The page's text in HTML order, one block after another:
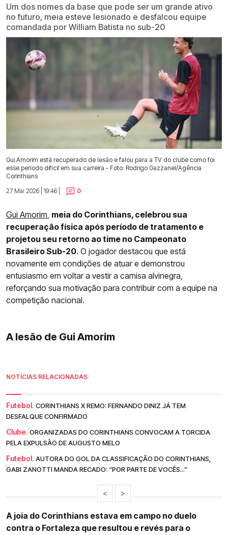
Um dos nomes da base que pode ser um grande ativo
no futuro, meia esteve lesionado e desfalcou equipe
comandada por William Batista no sub-20
Gui Amorim está recuperado de lesão e falou para a TV do clube como foi
esse período difícil em sua carreira - Foto: Rodrigo Gazzanel/Agência
Corinthians
27 Mai 2026 | 19:46 |
0
Gui Amorim meia do Corinthians, celebrou sua
recuperação física após período de tratamento e
projetou seu retorno ao time no Campeonato
Brasileiro Sub-20. O jogador destacou que está
novamente em condições de atuar e demonstrou
entusiasmo em voltar a vestir a camisa alvinegra,
reforçando sua motivação para contribuir com a equipe na
competição nacional.
A lesão de Gui Amorim
NOTÍCIAS RELACIONADAS
Futebol. CORINTHIANS X REMO: FERNANDO DINIZ JÁ TEM
DESFALQUE CONFIRMADO
Clube. ORGANIZADAS DO CORINTHIANS CONVOCAM A TORCIDA
PELA EXPULSÃO DE AUGUSTO MELO
Futebol. AUTORA DO GOL DA CLASSIFICAÇÃO DO CORINTHIANS,
GABI ZANOTTI MANDA RECADO: “POR PARTE DE VOCÊS...”
< >
A joia do Corinthians estava em campo no duelo
contra o Fortaleza que resultou e revés para o